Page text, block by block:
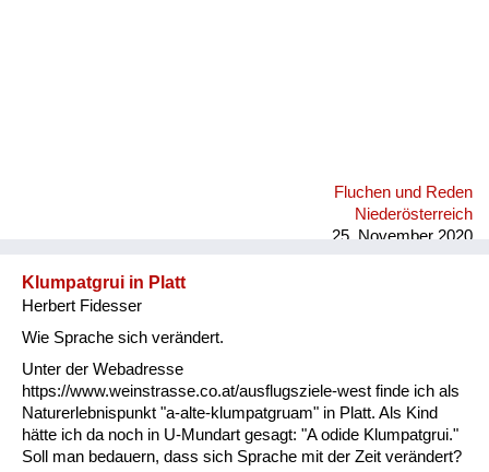
Fluchen und Reden
Niederösterreich
25. November 2020
Klumpatgrui in Platt
Herbert Fidesser
Wie Sprache sich verändert.
Unter der Webadresse
https://www.weinstrasse.co.at/ausflugsziele-west finde ich als
Naturerlebnispunkt "a-alte-klumpatgruam" in Platt. Als Kind
hätte ich da noch in U-Mundart gesagt: "A odide Klumpatgrui."
Soll man bedauern, dass sich Sprache mit der Zeit verändert?